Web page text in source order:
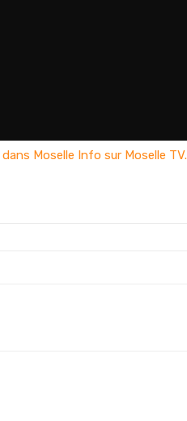
dans Moselle Info sur Moselle TV.